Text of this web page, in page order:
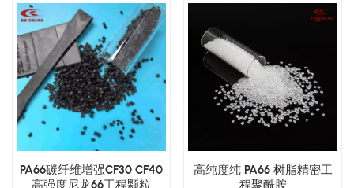
PA66碳纤维增强CF30 CF40
高强度尼龙66工程颗粒
高纯度纯 PA66 树脂精密工
程聚酰胺